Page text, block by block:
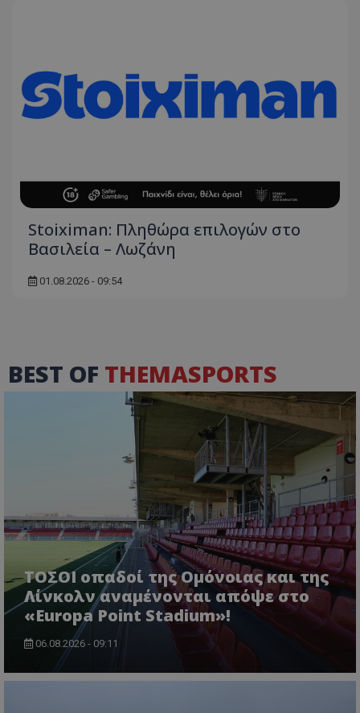
Stoiximan: Πληθώρα επιλογών στο
Βασιλεία – Λωζάνη
01.08.2026 - 09:54
BEST OF THEMASPORTS
ΤΟΣΟΙ οπαδοί της Ομόνοιας και της
Λίνκολν αναμένονται απόψε στο
«Europa Point Stadium»!
06.08.2026 - 09:11